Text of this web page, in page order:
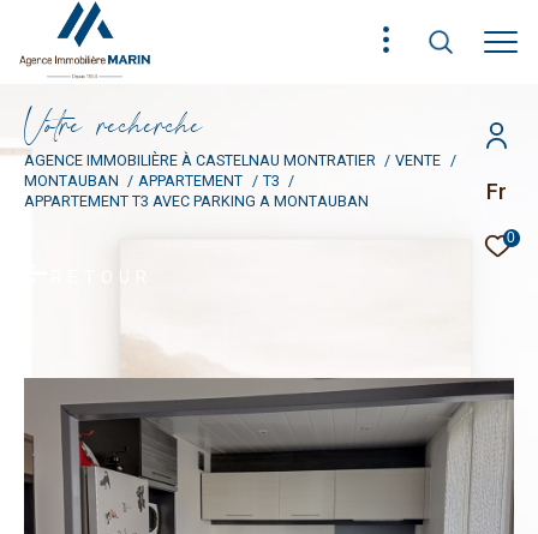
Fr
0
Votre recherche
AGENCE IMMOBILIÈRE À CASTELNAU MONTRATIER
VENTE
MONTAUBAN
APPARTEMENT
T3
APPARTEMENT T3 AVEC PARKING A MONTAUBAN